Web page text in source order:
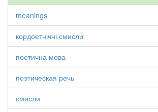
meanings
кордоетнічні смисли
поетична мова
поэтическая речь
смисли